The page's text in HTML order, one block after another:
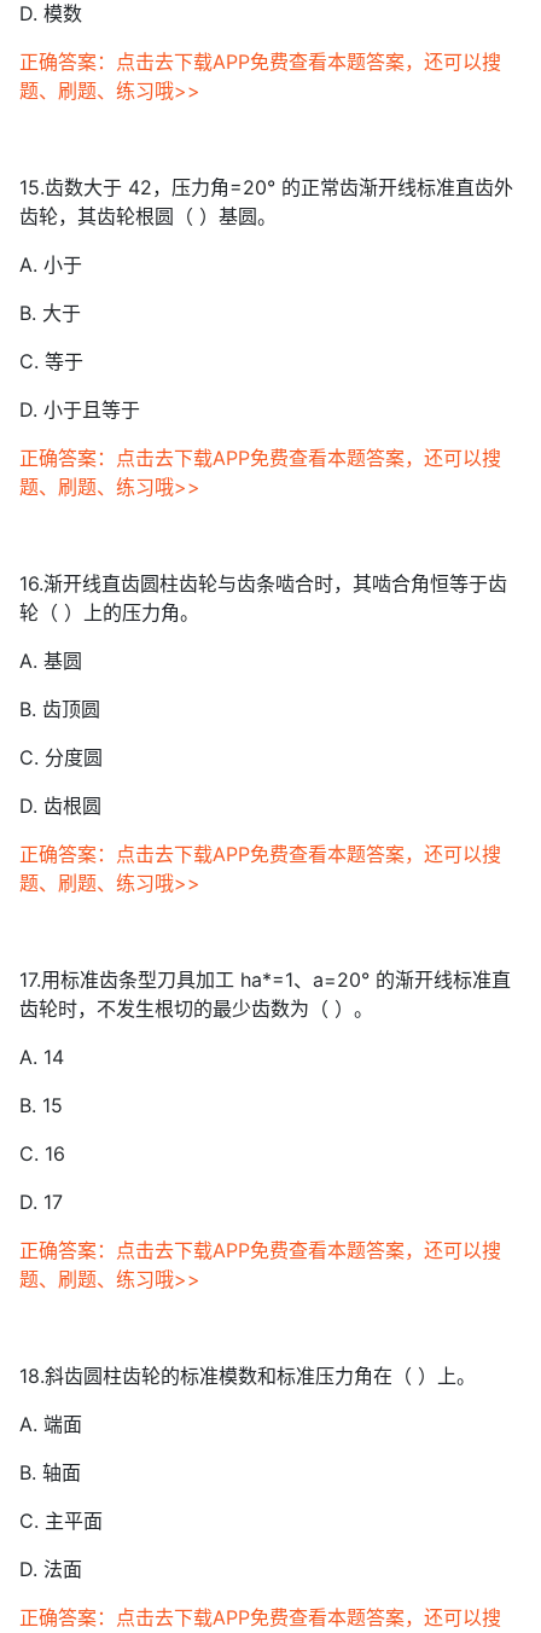
D. 模数
正确答案：点击去下载APP免费查看本题答案，还可以搜
题、刷题、练习哦>>
15.齿数大于 42，压力角=20° 的正常齿渐开线标准直齿外
齿轮，其齿轮根圆（ ）基圆。
A. 小于
B. 大于
C. 等于
D. 小于且等于
正确答案：点击去下载APP免费查看本题答案，还可以搜
题、刷题、练习哦>>
16.渐开线直齿圆柱齿轮与齿条啮合时，其啮合角恒等于齿
轮（ ）上的压力角。
A. 基圆
B. 齿顶圆
C. 分度圆
D. 齿根圆
正确答案：点击去下载APP免费查看本题答案，还可以搜
题、刷题、练习哦>>
17.用标准齿条型刀具加工 ha*=1、a=20° 的渐开线标准直
齿轮时，不发生根切的最少齿数为（ ）。
A. 14
B. 15
C. 16
D. 17
正确答案：点击去下载APP免费查看本题答案，还可以搜
题、刷题、练习哦>>
18.斜齿圆柱齿轮的标准模数和标准压力角在（ ）上。
A. 端面
B. 轴面
C. 主平面
D. 法面
正确答案：点击去下载APP免费查看本题答案，还可以搜